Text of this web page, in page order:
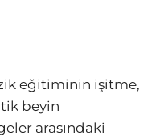
eğitiminin işitme,
beyin
arasındaki